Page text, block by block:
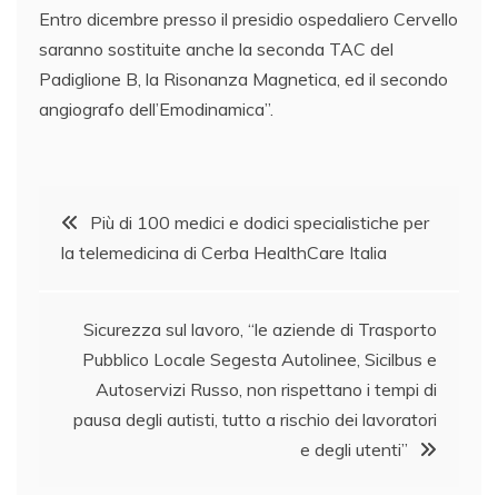
Entro dicembre presso il presidio ospedaliero Cervello
saranno sostituite anche la seconda TAC del
Padiglione B, la Risonanza Magnetica, ed il secondo
angiografo dell’Emodinamica”.
Navigazione
articoli
Più di 100 medici e dodici specialistiche per
la telemedicina di Cerba HealthCare Italia
Sicurezza sul lavoro, “le aziende di Trasporto
Pubblico Locale Segesta Autolinee, Sicilbus e
Autoservizi Russo, non rispettano i tempi di
pausa degli autisti, tutto a rischio dei lavoratori
e degli utenti”